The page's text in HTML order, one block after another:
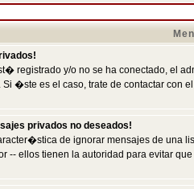
registrado y/o no se ha conectado, el
�ste es el caso, trate de contactar con
privados no deseados!
de ignorar mensajes de una
-- ellos tienen la autoridad para evitar